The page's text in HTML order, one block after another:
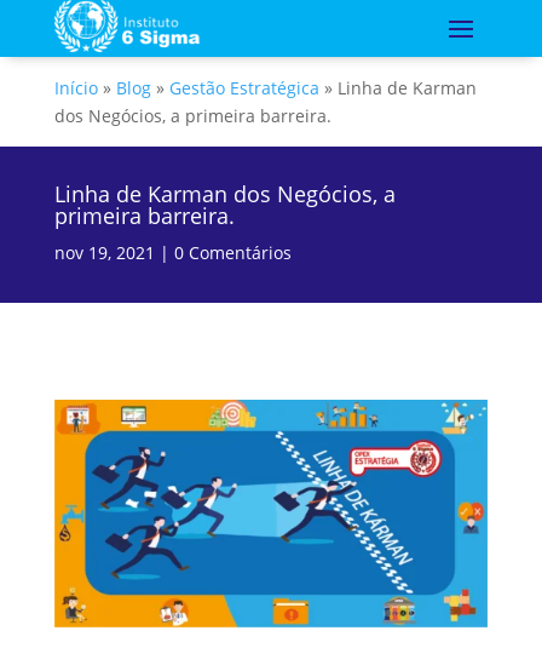
Início» Blog» Gestão Estratégica » Linha de Karman
dos Negócios, a primeira barreira.
Linha de Karman dos Negócios, a
primeira barreira.
nov 19, 2021 | 0 Comentários